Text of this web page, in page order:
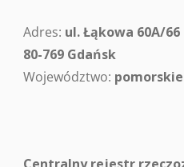
Adres: ul. Łąkowa 60A/66
80-769 Gdańsk
Województwo: pomorskie